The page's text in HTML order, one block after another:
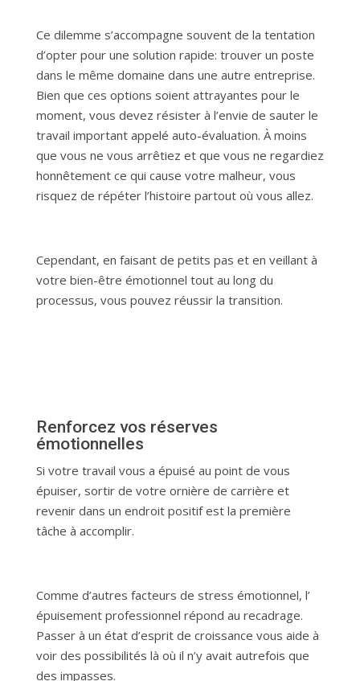
Ce dilemme s’accompagne souvent de la tentation
d’opter pour une solution rapide: trouver un poste
dans le même domaine dans une autre entreprise.
Bien que ces options soient attrayantes pour le
moment, vous devez résister à l’envie de sauter le
travail important appelé auto-évaluation. À moins
que vous ne vous arrêtiez et que vous ne regardiez
honnêtement ce qui cause votre malheur, vous
risquez de répéter l’histoire partout où vous allez.
Cependant, en faisant de petits pas et en veillant à
votre bien-être émotionnel tout au long du
processus, vous pouvez réussir la transition.
Renforcez vos réserves
émotionnelles
Si votre travail vous a épuisé au point de vous
épuiser, sortir de votre ornière de carrière et
revenir dans un endroit positif est la première
tâche à accomplir.
Comme d’autres facteurs de stress émotionnel, l’
épuisement professionnel répond au recadrage.
Passer à un état d’esprit de croissance vous aide à
voir des possibilités là où il n’y avait autrefois que
des impasses.